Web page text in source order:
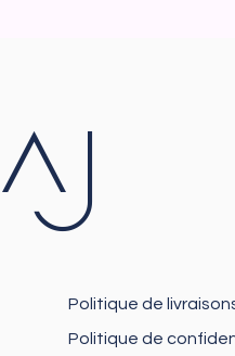
Politique de
Politique de